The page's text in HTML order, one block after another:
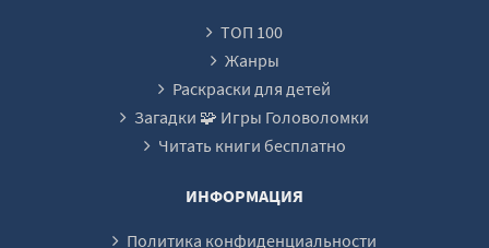
ТОП 100
Жанры
Раскраски для детей
Загадки 🧩 Игры Головоломки
Читать книги бесплатно
ИНФОРМАЦИЯ
Политика конфиденциальности